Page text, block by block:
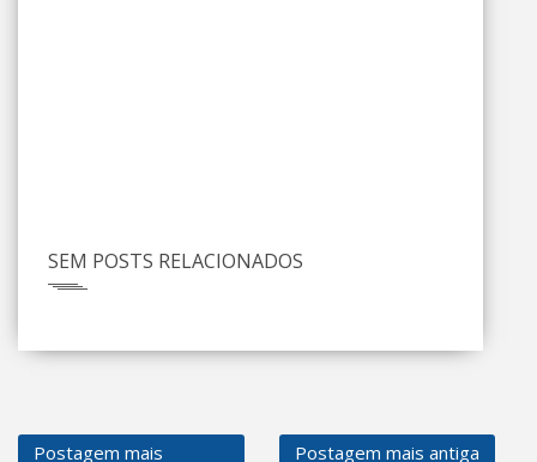
SEM POSTS RELACIONADOS
Postagem mais Postagem mais antiga